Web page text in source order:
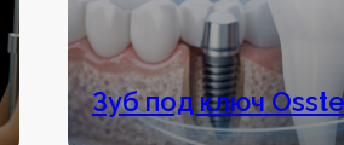
Зуб под ключ